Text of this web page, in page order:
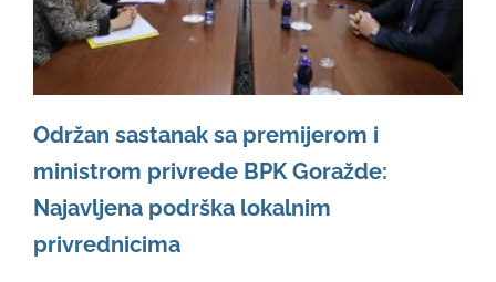
Održan sastanak sa premijerom i
ministrom privrede BPK Goražde:
Najavljena podrška lokalnim
privrednicima